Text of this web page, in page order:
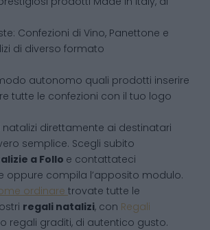
Confezioni di Vino, Panettone e
di diverso formato
autonomo quali prodotti inserire
tutte le confezioni con il tuo logo
natalizi direttamente ai destinatari
semplice. Scegli subito
a Follo e contattateci
oppure compila l’apposito modulo.
ordinare trovate tutte le
regali natalizi, con Regali
regali graditi, di autentico gusto.